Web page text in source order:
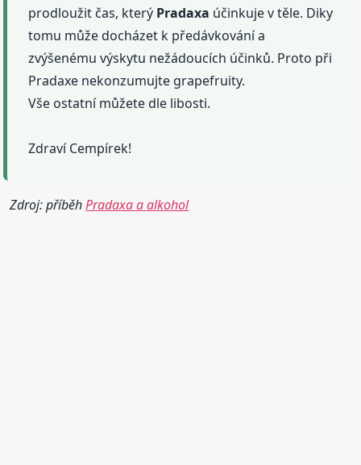
prodloužit čas, který Pradaxa účinkuje v těle. Diky
tomu může docházet k předávkování a
zvýšenému výskytu nežádoucích účinků. Proto při
Pradaxe nekonzumujte grapefruity.
Vše ostatní můžete dle libosti.
Zdraví Cempírek!
Zdroj: příběhPradaxa a alkohol